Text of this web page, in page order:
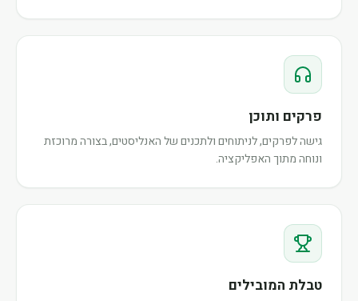
פרקים ותוכן
גישה לפרקים, לניתוחים ולתכנים של האנליסטים, בצורה מרוכזת
ונוחה מתוך האפליקציה.
טבלת המובילים